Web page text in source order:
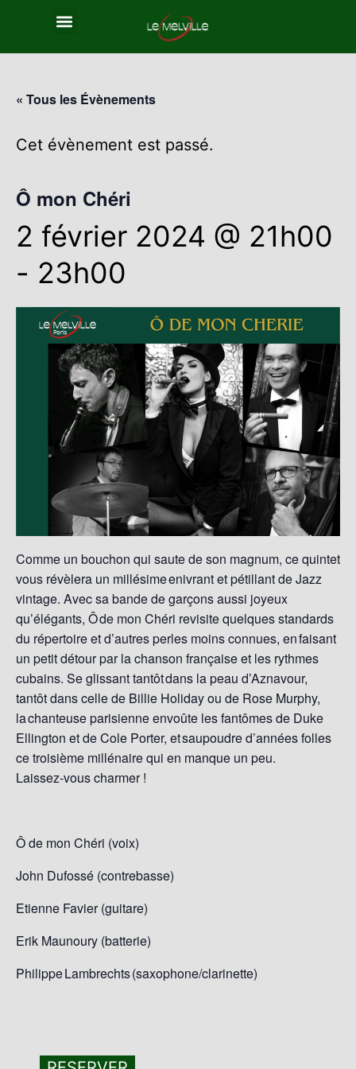
« Tous les Évènements
Cet évènement est passé.
Ô mon Chéri
2 février 2024 @ 21h00
- 23h00
Comme un bouchon qui saute de son magnum, ce quintet
vous révèlera un millésime enivrant et pétillant de Jazz
vintage. Avec sa bande de garçons aussi joyeux
qu’élégants, Ô de mon Chéri revisite quelques standards
du répertoire et d’autres perles moins connues, en faisant
un petit détour par la chanson française et les rythmes
cubains. Se glissant tantôt dans la peau d’Aznavour,
tantôt dans celle de Billie Holiday ou de Rose Murphy,
la chanteuse parisienne envoûte les fantômes de Duke
Ellington et de Cole Porter, et saupoudre d’années folles
ce troisième millénaire qui en manque un peu.
Laissez-vous charmer !
Ô de mon Chéri (voix)
John Dufossé (contrebasse)
Etienne Favier (guitare)
Erik Maunoury (batterie)
Philippe Lambrechts (saxophone/clarinette)